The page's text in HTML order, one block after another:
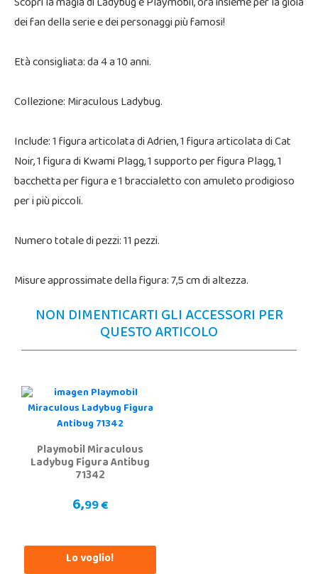
dei fan della serie e dei personaggi più famosi!
Età consigliata: da 4 a 10 anni.
Collezione: Miraculous Ladybug.
Include: 1 figura articolata di Adrien, 1 figura articolata di Cat
Noir, 1 figura di Kwami Plagg, 1 supporto per figura Plagg, 1
bacchetta per figura e 1 braccialetto con amuleto prodigioso
per i più piccoli.
Numero totale di pezzi: 11 pezzi.
Misure approssimate della figura: 7,5 cm di altezza.
NON DIMENTICARTI GLI ACCESSORI PER
QUESTO ARTICOLO
Playmobil Miraculous
Ladybug Figura Antibug
71342
6,99 €
Lo voglio!